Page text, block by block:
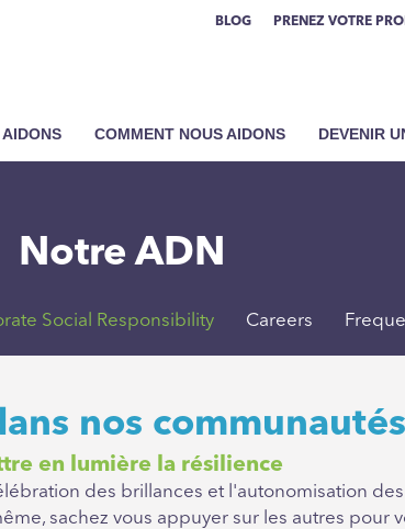
BLOG PRENEZ VOTRE
COMMENT NOUS AIDONS DEVENIR
Notre ADN
Social Responsibility Careers
nos communautés
en lumière la résilience
des brillances et l'autonomisation
sachez vous appuyer sur les autres pour